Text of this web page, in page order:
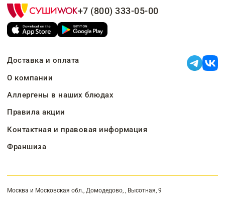
+7 (800) 333-05-00
Доставка и оплата
О компании
Аллергены в наших блюдах
Правила акции
Контактная и правовая информация
Франшиза
Москва и Московская обл., Домодедово, , Высотная, 9